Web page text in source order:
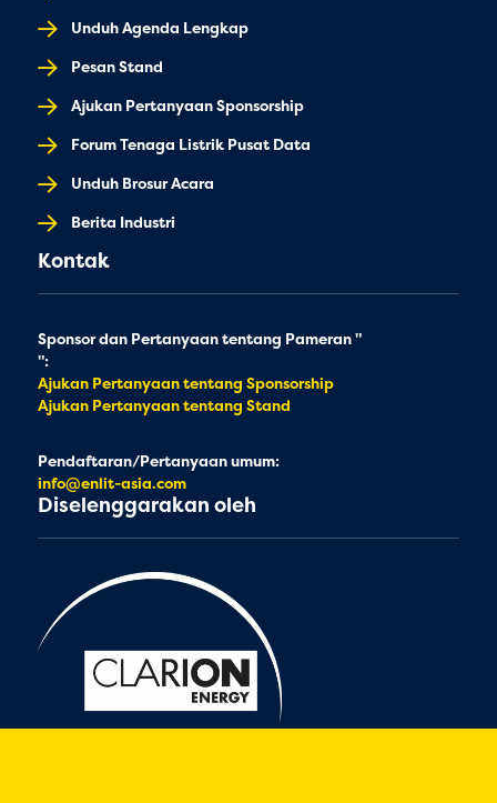
Unduh Agenda Lengkap
Pesan Stand
Ajukan Pertanyaan Sponsorship
Forum Tenaga Listrik Pusat Data
Unduh Brosur Acara
Berita Industri
Kontak
Sponsor dan Pertanyaan tentang Pameran "
":
Ajukan Pertanyaan tentang Sponsorship
Ajukan Pertanyaan tentang Stand
Pendaftaran/Pertanyaan umum:
info@enlit-asia.com
Diselenggarakan oleh